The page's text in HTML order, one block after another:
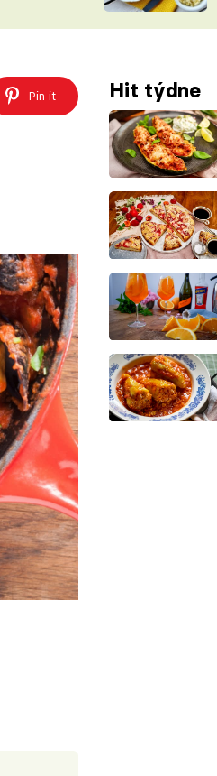
ŠÉFREDAKTORKY
ČASOPIS
Pin it Hit týdne